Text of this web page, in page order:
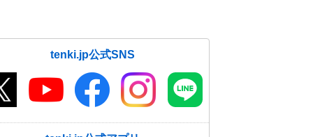
tenki.jp公式SNS